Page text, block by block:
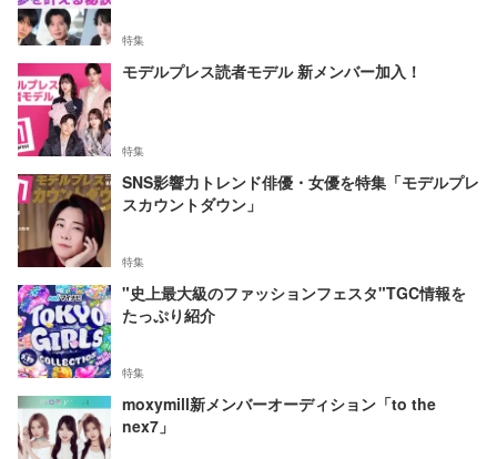
特集
モデルプレス読者モデル 新メンバー加入！
特集
SNS影響力トレンド俳優・女優を特集「モデルプレ
スカウントダウン」
特集
"史上最大級のファッションフェスタ"TGC情報を
たっぷり紹介
特集
moxymill新メンバーオーディション「to the
nex7」